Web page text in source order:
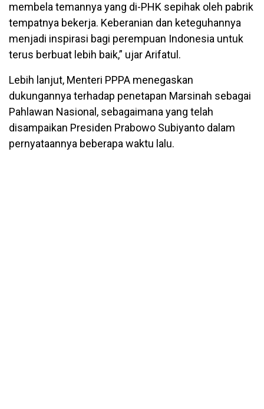
membela temannya yang di-PHK sepihak oleh pabrik
tempatnya bekerja. Keberanian dan keteguhannya
menjadi inspirasi bagi perempuan Indonesia untuk
terus berbuat lebih baik,” ujar Arifatul.
Lebih lanjut, Menteri PPPA menegaskan
dukungannya terhadap penetapan Marsinah sebagai
Pahlawan Nasional, sebagaimana yang telah
disampaikan Presiden Prabowo Subiyanto dalam
pernyataannya beberapa waktu lalu.